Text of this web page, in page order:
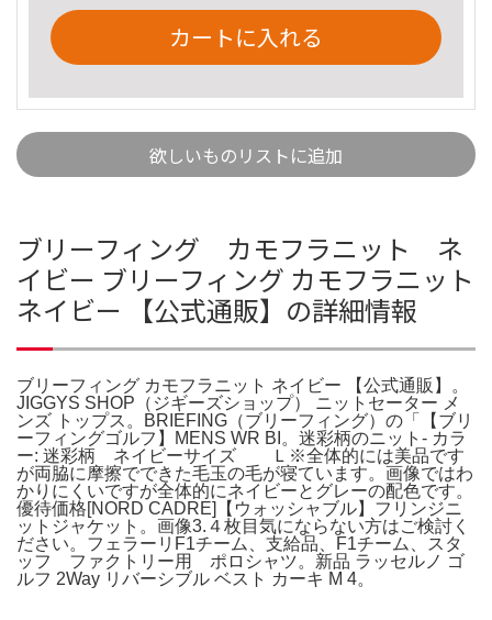
カートに入れる
欲しいものリストに追加
ブリーフィング カモフラニット ネ
イビー ブリーフィング カモフラニット
ネイビー 【公式通販】の詳細情報
ブリーフィング カモフラニット ネイビー 【公式通販】。
JIGGYS SHOP（ジギーズショップ） ニットセーター メ
ンズ トップス。BRIEFING（ブリーフィング）の「【ブリ
ーフィングゴルフ】MENS WR BI。迷彩柄のニット- カラ
ー: 迷彩柄 ネイビーサイズ Ｌ※全体的には美品です
が両脇に摩擦でできた毛玉の毛が寝ています。画像ではわ
かりにくいですが全体的にネイビーとグレーの配色です。
優待価格[NORD CADRE]【ウォッシャブル】フリンジニ
ットジャケット。画像3.４枚目気にならない方はご検討く
ださい。フェラーリF1チーム、支給品、F1チーム、スタ
ッフ ファクトリー用 ポロシャツ。新品 ラッセルノ ゴ
ルフ 2Way リバーシブル ベスト カーキ M 4。